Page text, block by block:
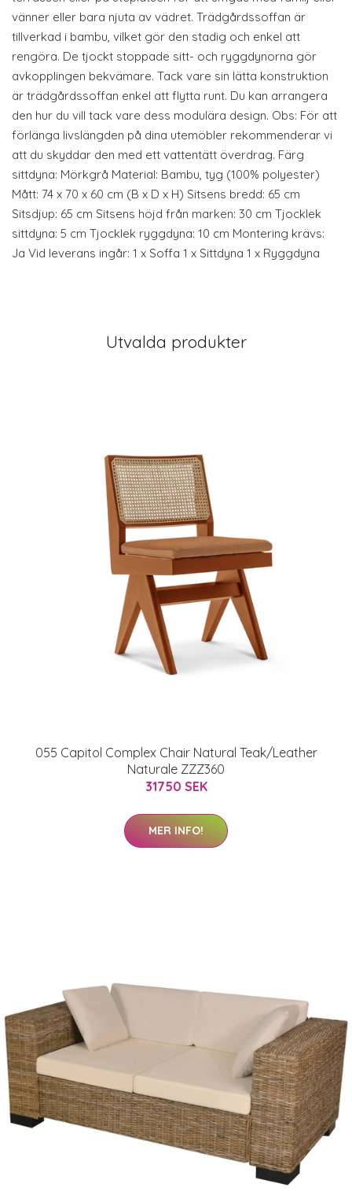
vänner eller bara njuta av vädret. Trädgårdssoffan är
tillverkad i bambu, vilket gör den stadig och enkel att
rengöra. De tjockt stoppade sitt- och ryggdynorna gör
avkopplingen bekvämare. Tack vare sin lätta konstruktion
är trädgårdssoffan enkel att flytta runt. Du kan arrangera
den hur du vill tack vare dess modulära design. Obs: För att
förlänga livslängden på dina utemöbler rekommenderar vi
att du skyddar den med ett vattentätt överdrag. Färg
sittdyna: Mörkgrå Material: Bambu, tyg (100% polyester)
Mått: 74 x 70 x 60 cm (B x D x H) Sitsens bredd: 65 cm
Sitsdjup: 65 cm Sitsens höjd från marken: 30 cm Tjocklek
sittdyna: 5 cm Tjocklek ryggdyna: 10 cm Montering krävs:
Ja Vid leverans ingår: 1 x Soffa 1 x Sittdyna 1 x Ryggdyna
Utvalda produkter
055 Capitol Complex Chair Natural Teak/Leather
Naturale ZZZ360
31750 SEK
MER INFO!